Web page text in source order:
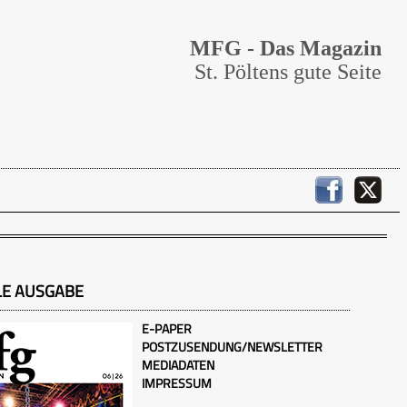
MFG - Das Magazin
St. Pöltens gute Seite
AUSGABE
E-PAPER
POSTZUSENDUNG/NEWSLETTER
MEDIADATEN
IMPRESSUM